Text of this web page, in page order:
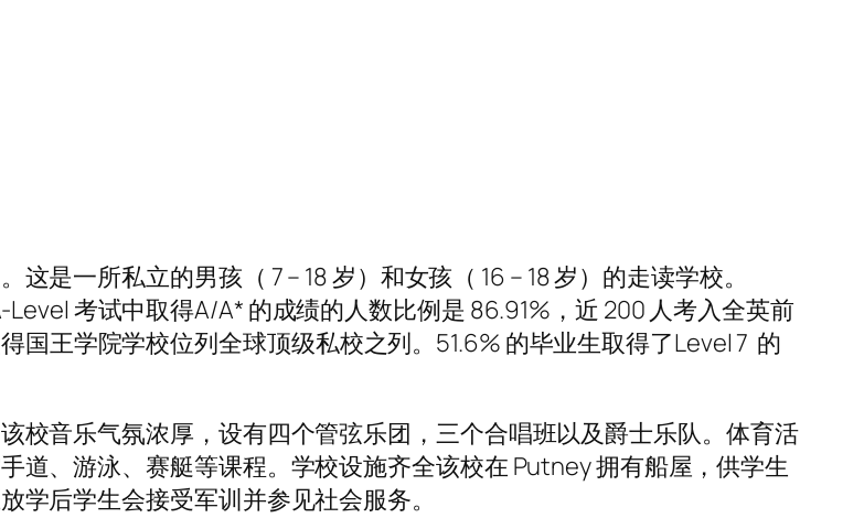
是一所私立的男孩（ 7 – 18 岁）和女孩（ 16 – 18 岁）的走读学校。
考试中取得A/A* 的成绩的人数比例是 86.91%，近 200 人考入全英前
国王学院学校位列全球顶级私校之列。51.6% 的毕业生取得了Level 7 的
校音乐气氛浓厚，设有四个管弦乐团，三个合唱班以及爵士乐队。体育活
道、游泳、赛艇等课程。学校设施齐全该校在 Putney 拥有船屋，供学生
后学生会接受军训并参见社会服务。